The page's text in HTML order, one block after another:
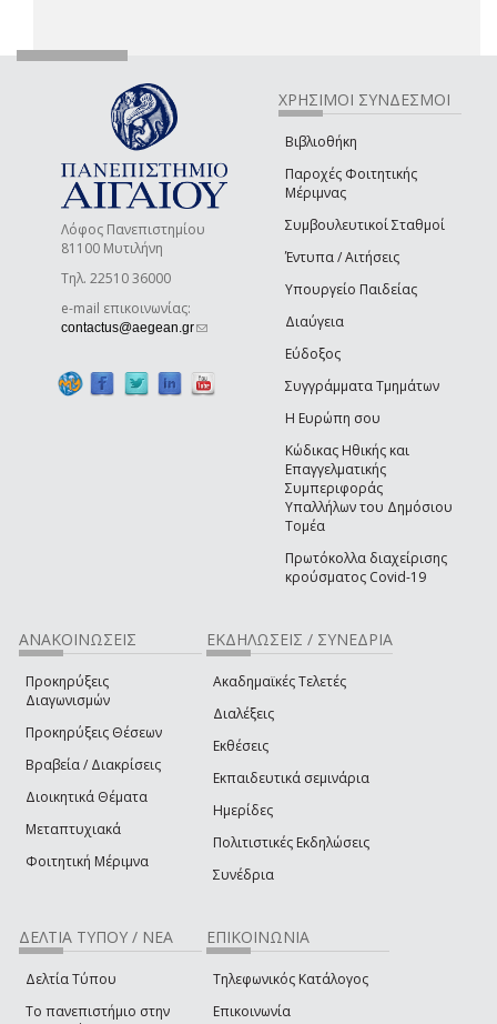
Λόφος Πανεπιστημίου
81100 Μυτιλήνη
Τηλ. 22510 36000
e-mail επικοινωνίας:
contactus@aegean.gr(link sends e-mail)
ΧΡΗΣΙΜΟΙ ΣΥΝΔΕΣΜΟΙ
Βιβλιοθήκη
Παροχές Φοιτητικής
Μέριμνας
Συμβουλευτικοί Σταθμοί
Έντυπα / Αιτήσεις
Υπουργείο Παιδείας
Διαύγεια
Εύδοξος
Συγγράμματα Τμημάτων
Η Ευρώπη σου
Κώδικας Ηθικής και
Επαγγελματικής
Συμπεριφοράς
Υπαλλήλων του Δημόσιου
Τομέα
Πρωτόκολλα διαχείρισης
κρούσματος Covid-19
ΑΝΑΚΟΙΝΩΣΕΙΣ
Προκηρύξεις
Διαγωνισμών
Προκηρύξεις Θέσεων
Βραβεία / Διακρίσεις
Διοικητικά Θέματα
Μεταπτυχιακά
Φοιτητική Μέριμνα
ΕΚΔΗΛΩΣΕΙΣ / ΣΥΝΕΔΡΙΑ
Ακαδημαϊκές Τελετές
Διαλέξεις
Εκθέσεις
Εκπαιδευτικά σεμινάρια
Ημερίδες
Πολιτιστικές Εκδηλώσεις
Συνέδρια
ΔΕΛΤΙΑ ΤΥΠΟΥ / ΝΕΑ
Δελτία Τύπου
Το πανεπιστήμιο στην
ΕΠΙΚΟΙΝΩΝΙΑ
Τηλεφωνικός Κατάλογος
Επικοινωνία